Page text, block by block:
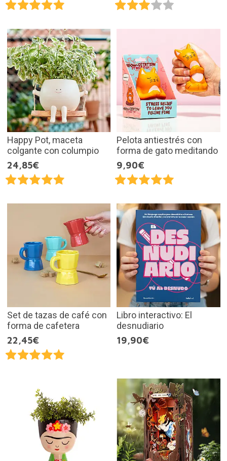
Happy Pot, maceta
colgante con columpio
24,85€
Pelota antiestrés con
forma de gato meditando
9,90€
Set de tazas de café con
forma de cafetera
22,45€
Libro interactivo: El
desnudiario
19,90€